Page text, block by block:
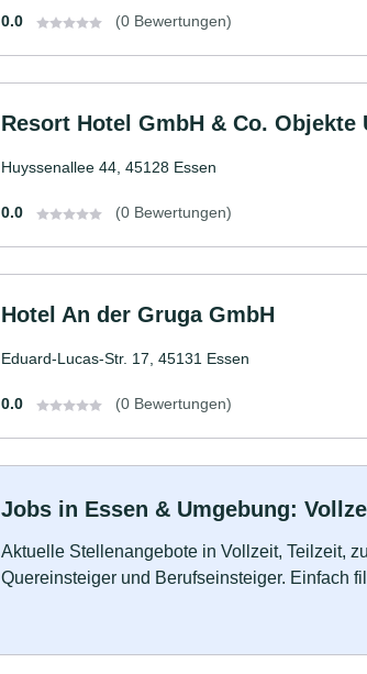
0.0 (0 Bewertungen)
Resort Hotel GmbH & Co. Objekte
Huyssenallee 44, 45128 Essen
0.0 (0 Bewertungen)
Hotel An der Gruga GmbH
Eduard-Lucas-Str. 17, 45131 Essen
0.0 (0 Bewertungen)
Jobs in Essen & Umgebung:
Aktuelle Stellenangebote in Vollzeit, Teilzeit,
Quereinsteiger und Berufseinsteiger. Einfach